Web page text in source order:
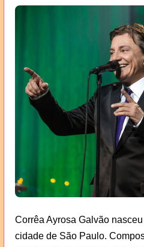
Corrêa Ayrosa Galvão
cidade de São Paulo.